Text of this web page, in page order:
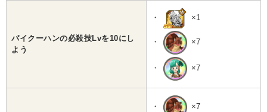
パイクーハンの必殺技Lvを10にし
よう
・ ×1
・ ×7
・ ×7
・ ×7